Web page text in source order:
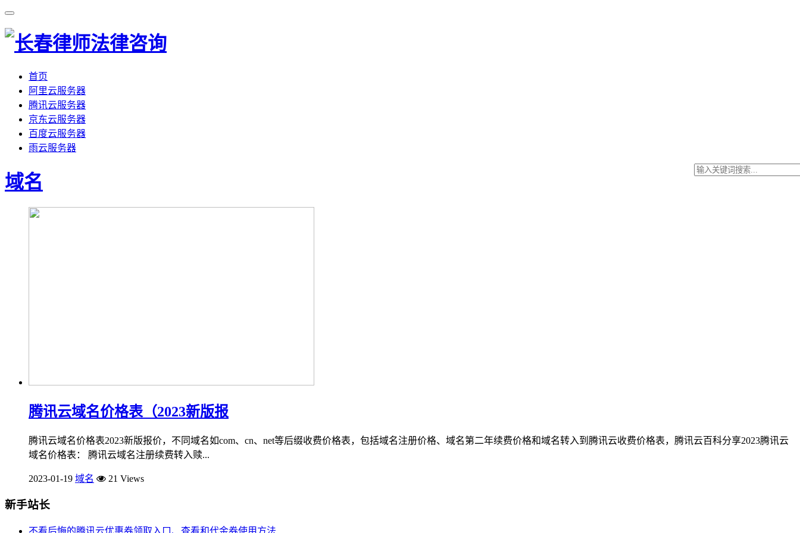
首页
阿里云服务器
腾讯云服务器
京东云服务器
百度云服务器
雨云服务器
域名
腾讯云域名价格表（2023新版报
腾讯云域名价格表2023新版报价，不同域名如com、cn、net等后缀收费价格表，包括域名注册价格、域名第二年续费价格和域名转入到腾讯云收费价格表，腾讯云百科分享2023腾讯云
域名价格表： 腾讯云域名注册续费转入赎...
2023-01-19 域名 21 Views
新手站长
不看后悔的腾讯云优惠券领取入口、查看和代金券使用方法